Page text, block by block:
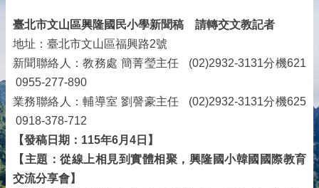
臺北市文山區興隆國民小學新聞稿
請轉交文教記者
地址：臺北市文山區福興路2號
新聞聯絡人：教務處 簡菁瑩主任 (02)2932-3131分機621
0955-277-890
業務聯絡人：輔導室 劉謦豪主任 (02)2932-3131分機625
0918-378-712
【發稿日期：115年6月4日】
【主題：從線上相見到實體相聚，興隆國小韓國國際教育
交流分享會】